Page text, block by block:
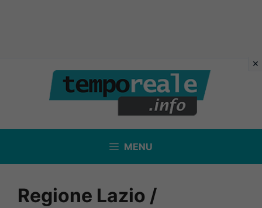
contenuto
MENU
Regione Lazio /